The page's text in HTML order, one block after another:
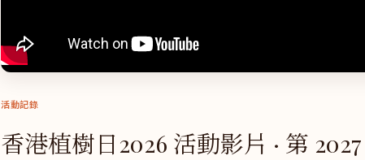
活動記錄
香港植樹日2026 活動影片 · 第